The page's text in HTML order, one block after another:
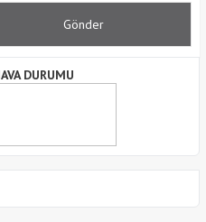
DURUMU